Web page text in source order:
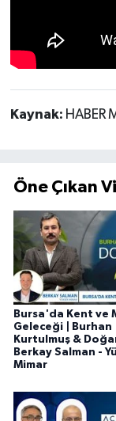
Kaynak: HABER
Öne Çıkan
Bursa'da Kent ve
Geleceği | Burhan
Kurtulmuş &
Berkay Salman -
Mimar